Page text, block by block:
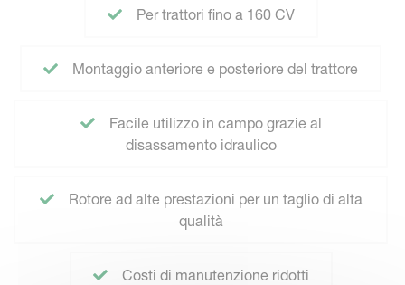
Per trattori fino a 160 CV
Montaggio anteriore e posteriore del trattore
Facile utilizzo in campo grazie al
disassamento idraulico
Rotore ad alte prestazioni per un taglio di alta
qualità
Costi di manutenzione ridotti